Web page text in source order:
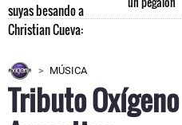
MÚSICA
Tributo